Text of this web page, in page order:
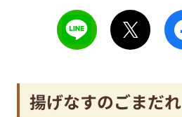
揚げなすのごまだれ